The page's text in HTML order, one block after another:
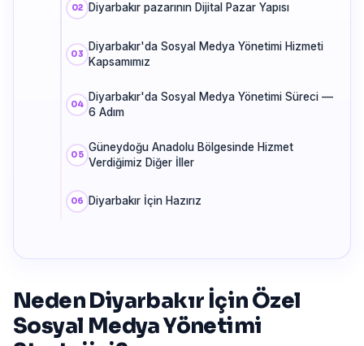
Diyarbakır pazarının Dijital Pazar Yapısı
Diyarbakır'da Sosyal Medya Yönetimi Hizmeti
Kapsamımız
Diyarbakır'da Sosyal Medya Yönetimi Süreci —
6 Adım
Güneydoğu Anadolu Bölgesinde Hizmet
Verdiğimiz Diğer İller
Diyarbakır İçin Hazırız
Neden Diyarbakır İçin Özel
Sosyal Medya Yönetimi